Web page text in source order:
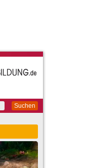
Suchen